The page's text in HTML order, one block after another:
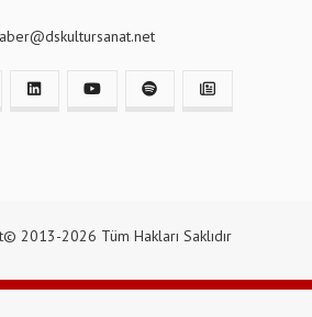
2013-2026 Tüm Hakları Saklıdır